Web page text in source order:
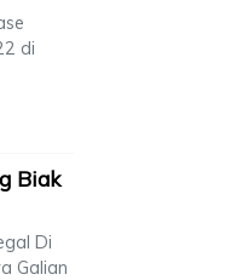
di
Biak
Di
Galian